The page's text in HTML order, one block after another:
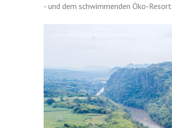
- und dem schwimmenden Öko-Resort